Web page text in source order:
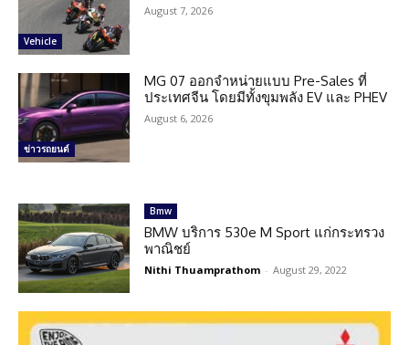
Vehicle
August 7, 2026
ข่าวรถยนต์
MG 07 ออกจำหน่ายแบบ Pre-Sales ที่
ประเทศจีน โดยมีทั้งขุมพลัง EV และ PHEV
August 6, 2026
Bmw
BMW บริการ 530e M Sport แก่กระทรวง
พาณิชย์
Nithi Thuamprathom - August 29, 2022